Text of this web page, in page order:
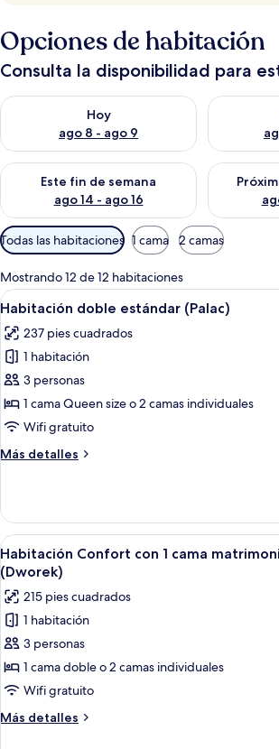
Opciones de habitación
Consulta la disponibilidad para
Hoy
ago 8 - ago 9
Consulta la disponibilidad para hoy ago 8 -
Consulta
Este fin de semana
ago 14 - ago 16
Consulta la disponibilidad para este fin de
Consulta
Filtros
disponibles
para
las
habitaciones
Todas las habitaciones 1 cama 2 camas
Mostrando 12 de 12 habitaciones
Abrir
todas
las
fotos
de
Habitación
doble
(Palac)
Una cama
10
Habitación doble estándar (Palac)
237 pies cuadrados
1 habitación
3 personas
1 cama Queen size o 2 camas individuales
Wifi gratuito
Más detalles
Más
doble
estándar
(Palac)
Abrir
todas
las
fotos
de
Habitación
Confort
con
1
cama
Habitación
5
Habitación Confort con 1 cama
(Dworek)
215 pies cuadrados
1 habitación
3 personas
1 cama doble o 2 camas individuales
Wifi gratuito
Más detalles
Más